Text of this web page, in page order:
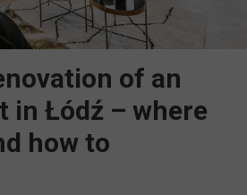
of an
in Łódź – where
how to